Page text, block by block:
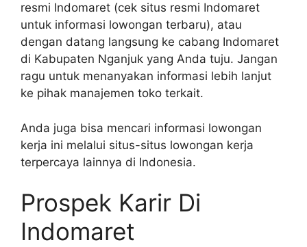
resmi Indomaret (cek situs resmi Indomaret
untuk informasi lowongan terbaru), atau
dengan datang langsung ke cabang Indomaret
di Kabupaten Nganjuk yang Anda tuju. Jangan
ragu untuk menanyakan informasi lebih lanjut
ke pihak manajemen toko terkait.
Anda juga bisa mencari informasi lowongan
kerja ini melalui situs-situs lowongan kerja
terpercaya lainnya di Indonesia.
Prospek Karir Di
Indomaret